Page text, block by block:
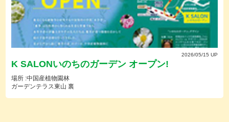
2026/05/15 UP
K SALONいのちのガーデン オープン!
場所 :中国産植物園林
ガーデンテラス東山 裏